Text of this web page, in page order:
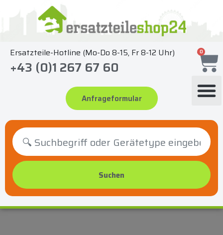
springen
Ersatzteile-Hotline (Mo-Do 8-15, Fr 8-12 Uhr)
+43 (0)1 267 67 60
Anfrageformular
0